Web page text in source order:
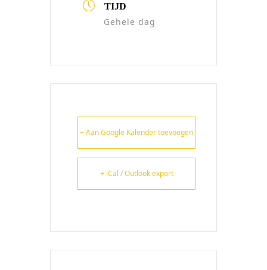
TIJD
Gehele dag
+ Aan Google Kalender toevoegen
+ iCal / Outlook export